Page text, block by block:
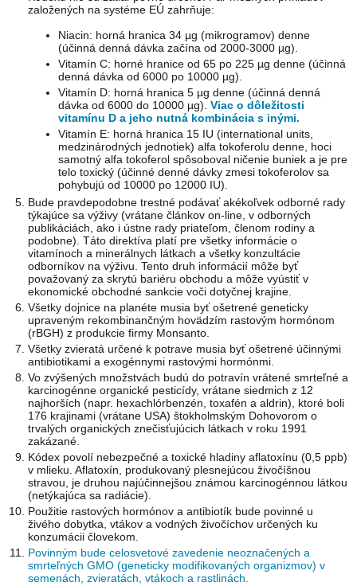
založených na systéme EÚ zahrňuje:
Niacin: horná hranica 34 µg (mikrogramov) denne
(účinná denná dávka začína od 2000-3000 µg).
Vitamín C: horné hranice od 65 po 225 µg denne (účinná
denná dávka od 6000 po 10000 µg).
Vitamín D: horná hranica 5 µg denne (účinná denná
dávka od 6000 do 10000 µg). Viac o dôležitosti
vitamínu D a jeho nutná kombinácia s inými.
Vitamín E: horná hranica 15 IU (international units,
medzinárodných jednotiek) alfa tokoferolu denne, hoci
samotný alfa tokoferol spôsoboval ničenie buniek a je pre
telo toxický (účinné denné dávky zmesi tokoferolov sa
pohybujú od 10000 po 12000 IU).
Bude pravdepodobne trestné podávať akékoľvek odborné rady
týkajúce sa výživy (vrátane článkov on-line, v odborných
publikáciách, ako i ústne rady priateľom, členom rodiny a
podobne). Táto direktíva platí pre všetky informácie o
vitamínoch a minerálnych látkach a všetky konzultácie
odborníkov na výživu. Tento druh informácií môže byť
považovaný za skrytú bariéru obchodu a môže vyústiť v
ekonomické obchodné sankcie voči dotyčnej krajine.
Všetky dojnice na planéte musia byť ošetrené geneticky
upraveným rekombinančným hovädzím rastovým hormónom
(rBGH) z produkcie firmy Monsanto.
Všetky zvieratá určené k potrave musia byť ošetrené účinnými
antibiotikami a exogénnymi rastovými hormónmi.
Vo zvýšených množstvách budú do potravín vrátené smrteľné a
karcinogénne organické pesticídy, vrátane siedmich z 12
najhorších (napr. hexachlórbenzén, toxafén a aldrin), ktoré boli
176 krajinami (vrátane USA) štokholmským Dohovorom o
trvalých organických znečisťujúcich látkach v roku 1991
zakázané.
Kódex povolí nebezpečné a toxické hladiny aflatoxínu (0,5 ppb)
v mlieku. Aflatoxín, produkovaný plesnejúcou živočíšnou
stravou, je druhou najúčinnejšou známou karcinogénnou látkou
(netýkajúca sa radiácie).
Použitie rastových hormónov a antibiotík bude povinné u
živého dobytka, vtákov a vodných živočíchov určených ku
konzumácii človekom.
Povinným bude celosvetové zavedenie neoznačených a
smrteľných GMO (geneticky modifikovaných organizmov) v
semenách, zvieratách, vtákoch a rastlinách.